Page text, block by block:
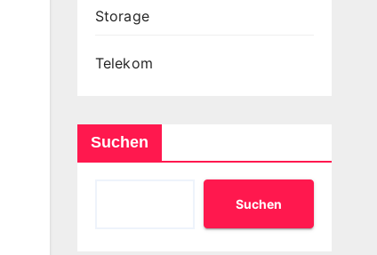
Storage
Telekom
Suchen
Suchen